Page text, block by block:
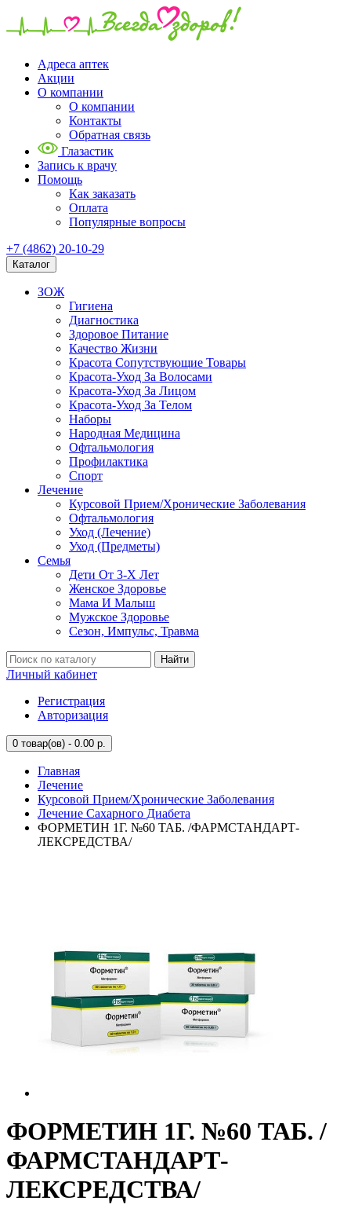
Адреса аптек
Акции
О компании
О компании
Контакты
Обратная связь
Глазастик
Запись к врачу
Помощь
Как заказать
Оплата
Популярные вопросы
+7 (4862) 20-10-29
Каталог
ЗОЖ
Гигиена
Диагностика
Здоровое Питание
Качество Жизни
Красота Сопутствующие Товары
Красота-Уход За Волосами
Красота-Уход За Лицом
Красота-Уход За Телом
Наборы
Народная Медицина
Офтальмология
Профилактика
Спорт
Лечение
Курсовой Прием/Хронические Заболевания
Офтальмология
Уход (Лечение)
Уход (Предметы)
Семья
Дети От 3-Х Лет
Женское Здоровье
Мама И Малыш
Мужское Здоровье
Сезон, Импульс, Травма
Найти
Личный кабинет
Регистрация
Авторизация
0 товар(ов) - 0.00 р.
Главная
Лечение
Курсовой Прием/Хронические Заболевания
Лечение Сахарного Диабета
ФОРМЕТИН 1Г. №60 ТАБ. /ФАРМСТАНДАРТ-
ЛЕКСРЕДСТВА/
ФОРМЕТИН 1Г. №60 ТАБ. /
ФАРМСТАНДАРТ-
ЛЕКСРЕДСТВА/